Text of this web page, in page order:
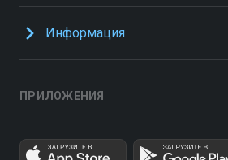
Информация
ПРИЛОЖЕНИЯ